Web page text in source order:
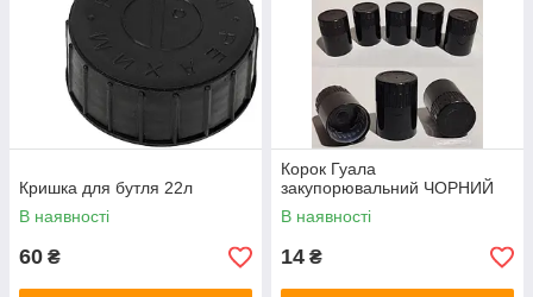
Кришка для бутля 22л
В наявності
60 ₴
Корок Гуала
закупорювальний ЧОРНИЙ
В наявності
14 ₴